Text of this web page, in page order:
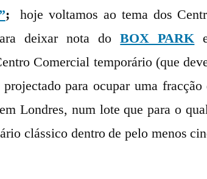
Contentores
;
hoje voltamos ao tema dos
deixar nota doBOX PARK
Comercial temporário (que
para ocupar uma fracção
Londres, num lote que para o
clássico dentro de pelo menos